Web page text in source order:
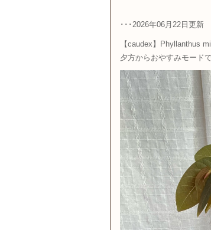
･･･2026年06月22日更新
【caudex】Phyllanthus
夕方からおやすみモード